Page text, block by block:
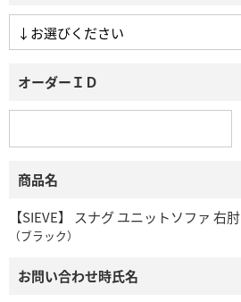
オーダーＩＤ
商品名
【SIEVE】 スナグ ユニットソファ 右肘
（ブラック）
お問い合わせ時氏名